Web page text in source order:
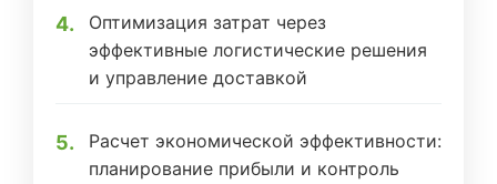
Оптимизация затрат через
эффективные логистические решения
и управление доставкой
Расчет экономической эффективности:
планирование прибыли и контроль